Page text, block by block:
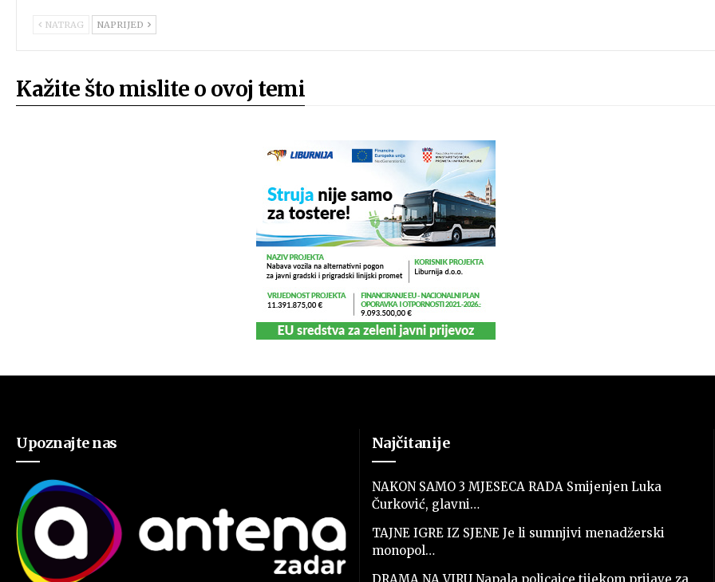
NATRAG NAPRIJED
Kažite što mislite o ovoj temi
Upoznajte nas Najčitanije
NAKON SAMO 3 MJESECA RADA Smijenjen Luka
Čurković, glavni…
TAJNE IGRE IZ SJENE Je li sumnjivi menadžerski
monopol…